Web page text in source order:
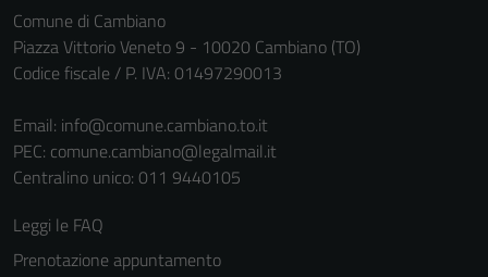
Comune di Cambiano
Piazza Vittorio Veneto 9 - 10020 Cambiano (TO)
Codice fiscale / P. IVA: 01497290013
Email: info@comune.cambiano.to.it
PEC: comune.cambiano@legalmail.it
Centralino unico: 011 9440105
Leggi le FAQ
Prenotazione appuntamento
per il
funzionamento